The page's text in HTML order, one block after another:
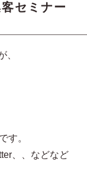
セミナー
、
す。
、、などなど